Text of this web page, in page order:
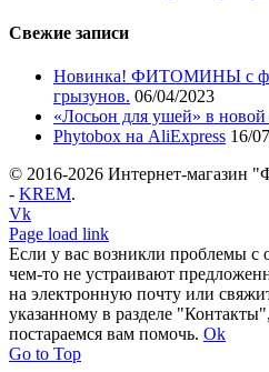
Свежие записи
Новинка! ФИТОМИНЫ с
грызунов. 06/04/2023
«Лосьон для ушей» в новой
Phytobox на AliExpress 16/
© 2016-2026 Интернет-магазин
- KREM.
Vk
Page load link
Если у вас возникли проблемы с
чем-то не устраивают
на электронную почту или
указанному в разделе
постараемся вам помочь. Ok
Go to Top